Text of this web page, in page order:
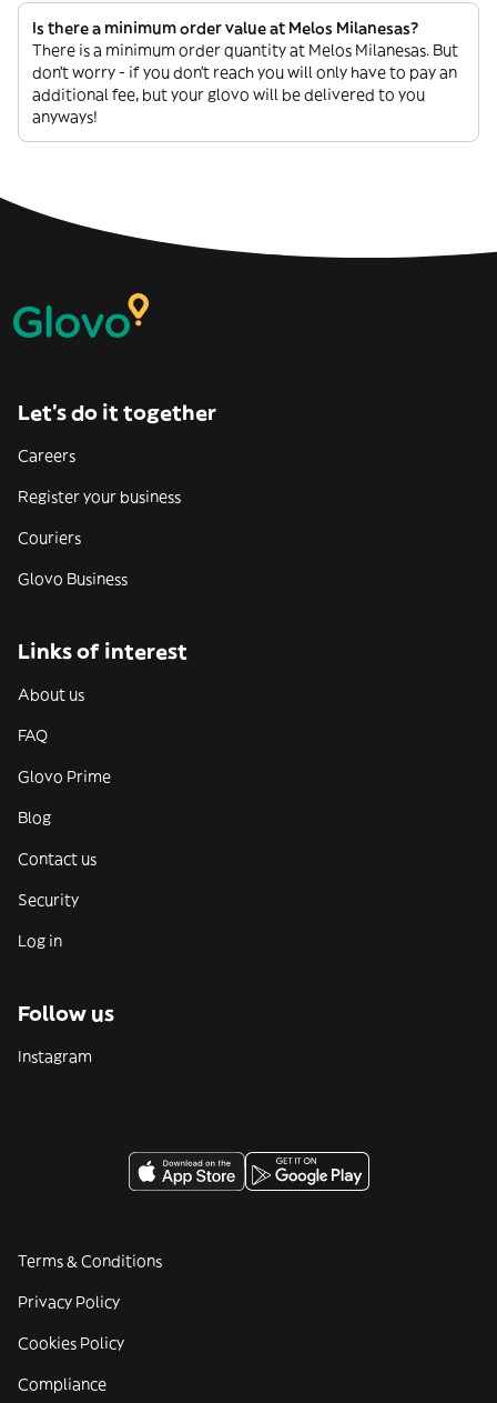
Is there a minimum order value at Melos Milanesas?
There is a minimum order quantity at Melos Milanesas. But
don’t worry - if you don’t reach you will only have to pay an
additional fee, but your glovo will be delivered to you
anyways!
Let’s do it together
Careers
Register your business
Couriers
Glovo Business
Links of interest
About us
FAQ
Glovo Prime
Blog
Contact us
Security
Log in
Follow us
Instagram
Terms & Conditions
Privacy Policy
Cookies Policy
Compliance